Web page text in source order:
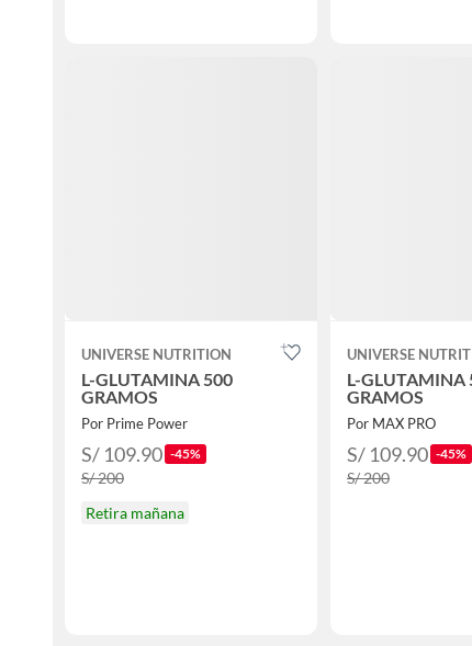
UNIVERSE NUTRITION
L-GLUTAMINA 500
GRAMOS
Por Prime Power
S/ 109.90 -45%
S/ 200
Retira mañana
UNIVERSE
L-GLUTAMINA
GRAMOS
Por MAX PRO
S/ 109.90 -45%
S/ 200